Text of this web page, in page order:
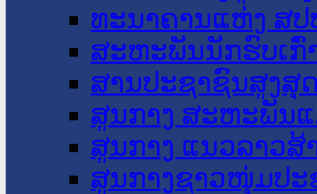
ທະນາຄານແຫ່ງ ສປ
ສະຫະພັນນັກຮົບເກົ່
ສານປະຊາຊົນສູງສຸ
ສູນກາງ ສະຫະພັນ
ສູນກາງ ແນວລາວສ້
ສູນກາງຊາວໜຸ່ມປະ